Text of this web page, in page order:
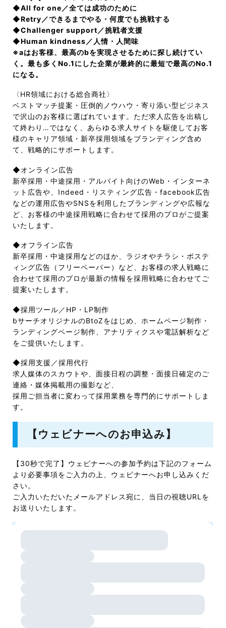
◆All for one／全ては成功のために
◆Retry／できるまでやる・何度でも挑戦する
◆Challenger support／挑戦者支援
◆Human kindness／人情・人間味
※aはお客様、最高のbを実現させるために探し続けてい
く。最も多くNo.1にした企業が最終的に最短で最高のNo.1
になる。
〈HR領域における総合商社〉
ベストマッチ提案・圧倒的ノウハウ・寄り添い型ビジネス
で沢山のお客様に選ばれています。ただ求人広告を出稿し
て終わり…ではなく、あらゆる求人サイトを駆使してお客
様のキャリア領域・新卒採用領域をブランディング含め
て、戦略的にサポートします。
◆オンライン広告
新卒採用・中途採用・アルバイト向けのWeb・インターネ
ット広告や、Indeed・リスティング広告・facebook広告
などの運用広告やSNSを利用したブランディングや広報な
ど、お客様の中途採用戦略に合わせて採用のプロがご提案
いたします。
◆オフライン広告
新卒採用・中途採用などのほか、ラジオやチラシ・ポステ
ィング広告（フリーペーパー）など、お客様の求人戦略に
合わせて採用のプロが最新の情報を採用戦略に合わせてご
提案いたします。
◆採用ツール／HP・LP制作
bサーチオリジナルのBtoZをはじめ、ホームページ制作・
ランディングページ制作、アナリティクスや電話解析など
をご提供いたします。
◆採用支援／採用代行
求人媒体のスカウトや、面接日程の調整・面接日確定のご
連絡・媒体掲載用の撮影など、
採用ご担当者に変わって採用業務を専門的にサポートしま
す。
【ウェビナーへのお申込み】
【30秒で完了】ウェビナーへの参加予約は下記のフォーム
より必要事項をご入力の上、ウェビナーへお申し込みくだ
さい。
ご入力いただいたメールアドレス宛に、当日の視聴URLを
お送りいたします。